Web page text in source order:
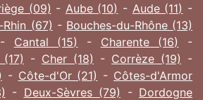
(09) - Aube (10) - Aude (11) -
Rhin (67) - Bouches-du-Rhône (13)
Cantal (15) - Charente (16)
-
- Cher (18) - Corrèze (19) -
- Côte-d'Or (21) - Côtes-d'Armor
- Deux-Sèvres (79) - Dordogne